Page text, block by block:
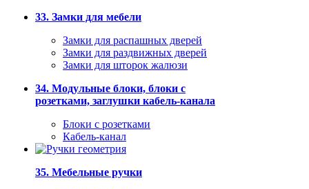
33. Замки для мебели
Замки для распашных дверей
Замки для раздвижных дверей
Замки для шторок жалюзи
34. Модульные блоки, блоки с
розетками, заглушки кабель-канала
Блоки с розетками
Кабель-канал
35. Мебельные ручки